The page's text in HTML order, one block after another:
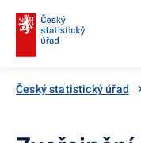
Český statistický úřad